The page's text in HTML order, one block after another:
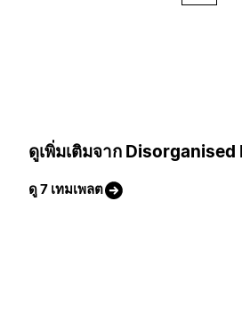
ดูเพิ่มเติมจาก Disorganised
ดู 7 เทมเพลต